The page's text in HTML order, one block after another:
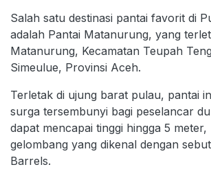
Salah satu destinasi pantai favorit di
adalah Pantai Matanurung, yang
Matanurung, Kecamatan Teupah
Simeulue, Provinsi Aceh.
Terletak di ujung barat pulau, pantai
surga tersembunyi bagi peselancar
dapat mencapai tinggi hingga 5
gelombang yang dikenal dengan
Barrels.